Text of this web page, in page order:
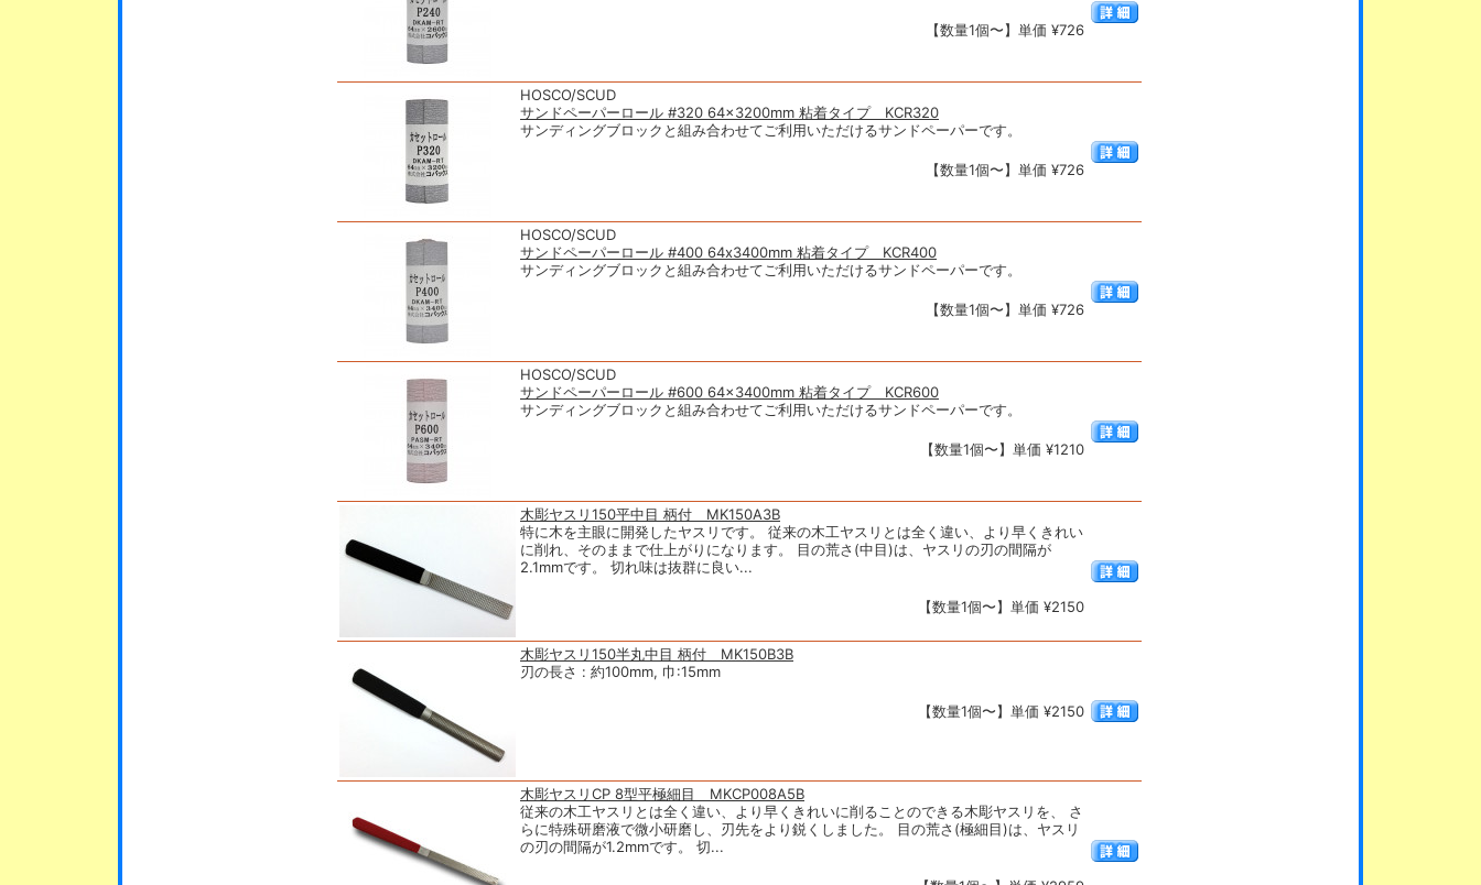
【数量1個〜】単価 ¥726
HOSCO/SCUD
サンドペーパーロール #320 64×3200mm 粘着タイプ KCR320
サンディングブロックと組み合わせてご利用いただけるサンドペーパーです。
【数量1個〜】単価 ¥726
HOSCO/SCUD
サンドペーパーロール #400 64x3400mm 粘着タイプ KCR400
サンディングブロックと組み合わせてご利用いただけるサンドペーパーです。
【数量1個〜】単価 ¥726
HOSCO/SCUD
サンドペーパーロール #600 64×3400mm 粘着タイプ KCR600
サンディングブロックと組み合わせてご利用いただけるサンドペーパーです。
【数量1個〜】単価 ¥1210
木彫ヤスリ150平中目 柄付 MK150A3B
特に木を主眼に開発したヤスリです。 従来の木工ヤスリとは全く違い、より早くきれい
に削れ、そのままで仕上がりになります。 目の荒さ(中目)は、ヤスリの刃の間隔が
2.1mmです。 切れ味は抜群に良い...
【数量1個〜】単価 ¥2150
木彫ヤスリ150半丸中目 柄付 MK150B3B
刃の長さ : 約100mm, 巾:15mm
【数量1個〜】単価 ¥2150
木彫ヤスリCP 8型平極細目 MKCP008A5B
従来の木工ヤスリとは全く違い、より早くきれいに削ることのできる木彫ヤスリを、 さ
らに特殊研磨液で微小研磨し、刃先をより鋭くしました。 目の荒さ(極細目)は、ヤスリ
の刃の間隔が1.2mmです。 切...